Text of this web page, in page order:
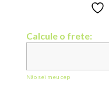
Calcule o frete:
Não sei meu cep